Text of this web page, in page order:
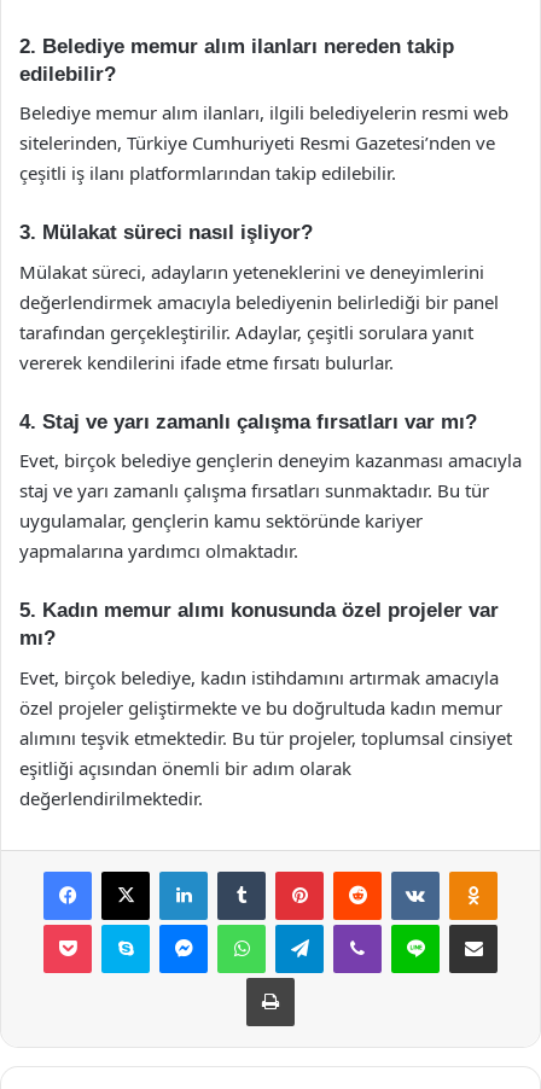
2. Belediye memur alım ilanları nereden takip
edilebilir?
Belediye memur alım ilanları, ilgili belediyelerin resmi web
sitelerinden, Türkiye Cumhuriyeti Resmi Gazetesi’nden ve
çeşitli iş ilanı platformlarından takip edilebilir.
3. Mülakat süreci nasıl işliyor?
Mülakat süreci, adayların yeteneklerini ve deneyimlerini
değerlendirmek amacıyla belediyenin belirlediği bir panel
tarafından gerçekleştirilir. Adaylar, çeşitli sorulara yanıt
vererek kendilerini ifade etme fırsatı bulurlar.
4. Staj ve yarı zamanlı çalışma fırsatları var mı?
Evet, birçok belediye gençlerin deneyim kazanması amacıyla
staj ve yarı zamanlı çalışma fırsatları sunmaktadır. Bu tür
uygulamalar, gençlerin kamu sektöründe kariyer
yapmalarına yardımcı olmaktadır.
5. Kadın memur alımı konusunda özel projeler var
mı?
Evet, birçok belediye, kadın istihdamını artırmak amacıyla
özel projeler geliştirmekte ve bu doğrultuda kadın memur
alımını teşvik etmektedir. Bu tür projeler, toplumsal cinsiyet
eşitliği açısından önemli bir adım olarak
değerlendirilmektedir.
Facebook
X LinkedInTumblr PinterestReddit VKontakte
Pocket Skype MessengerWhatsAppTelegramViber Line E-Posta ile
Yazdır